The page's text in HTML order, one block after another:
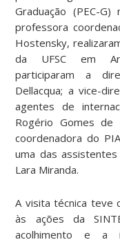
Graduação (PEC-
professora
Hostensky,
da UFSC em
participaram a
Dellacqua; a vice-
agentes de
Rogério Gomes de
coordenadora do
uma das
Lara Miranda.
A visita técnica teve
às ações da
acolhimento e a